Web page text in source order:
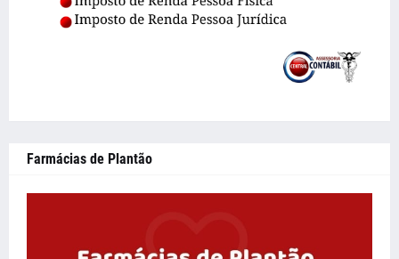
Farmácias de Plantão